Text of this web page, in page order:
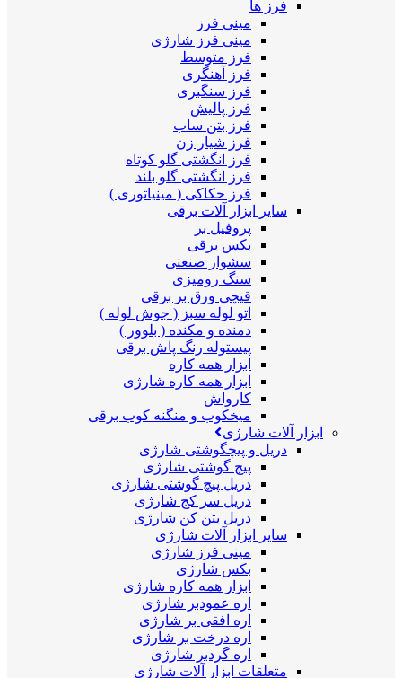
فرز ها
مینی فرز
مینی فرز شارژی
فرز متوسط
فرز آهنگری
فرز سنگبری
فرز پالیش
فرز بتن ساب
فرز شیار زن
فرز انگشتی گلو کوتاه
فرز انگشتی گلو بلند
فرز حکاکی ( مینیاتوری )
سایر ابزار آلات برقی
پروفیل بر
بکس برقی
سشوار صنعتی
سنگ رومیزی
قیچی ورق بر برقی
اتو لوله سبز ( جوش لوله )
دمنده و مکنده ( بلوور )
پیستوله رنگ پاش برقی
ابزار همه کاره
ابزار همه کاره شارژی
کارواش
میخکوب و منگنه کوب برقی
ابزار آلات شارژی
دریل و پیچگوشتی شارژی
پیچ گوشتی شارژی
دریل پیچ گوشتی شارژی
دریل سر کج شارژی
دریل بتن کن شارژی
سایر ابزار آلات شارژی
مینی فرز شارژی
بکس شارژی
ابزار همه کاره شارژی
اره عمودبر شارژی
اره افقی بر شارژی
اره درخت بر شارژی
اره گردبر شارژی
متعلقات ابزار آلات شارژی